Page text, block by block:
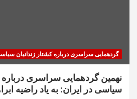
گردهمایی سراسری درباره کشتار زندانیان
نهمین گردهمایی سراسری درباره
سیاسی در ایران: به یاد راضیه